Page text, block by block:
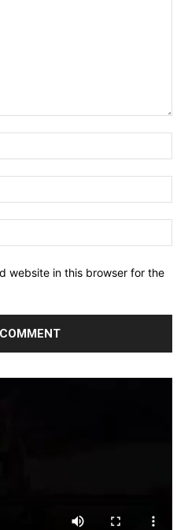
website in this browser for the